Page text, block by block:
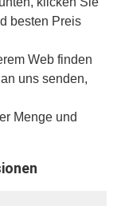
besten Preis
Web finden
uns senden,
Menge und